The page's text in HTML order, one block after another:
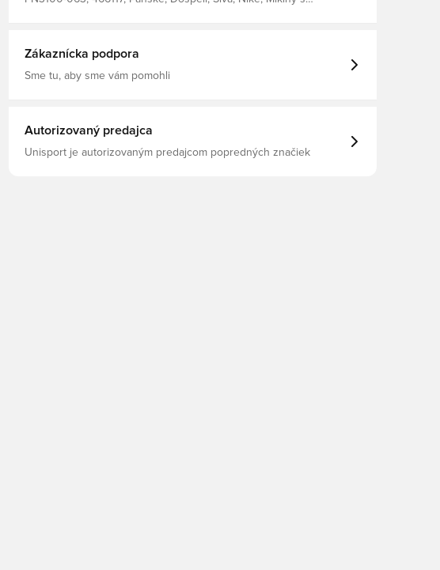
Zákaznícka podpora
Sme tu, aby sme vám pomohli
Autorizovaný predajca
Unisport je autorizovaným predajcom popredných značiek